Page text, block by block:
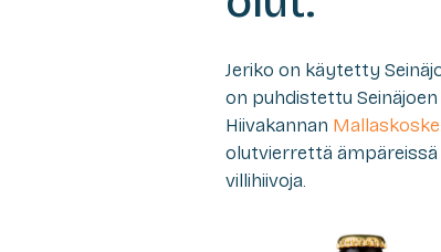
Jeriko on käytetty
on puhdistettu
Hiivakannan
olutvierrettä
villihiivoja.